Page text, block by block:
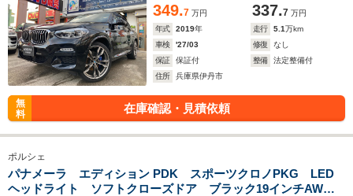
349.7 万円 337.7 万円
年式
2019年 走行 5.1万km
車検
'27/03 修復
なし
保証
保証付 整備
法定整備付
住所
兵庫県伊丹市
無
料
在庫確認・見積依頼
ポルシェ
パナメーラ エディション PDK スポーツクロノPKG LED
ヘッドライト ソフトクローズドア ブラック19インチAW